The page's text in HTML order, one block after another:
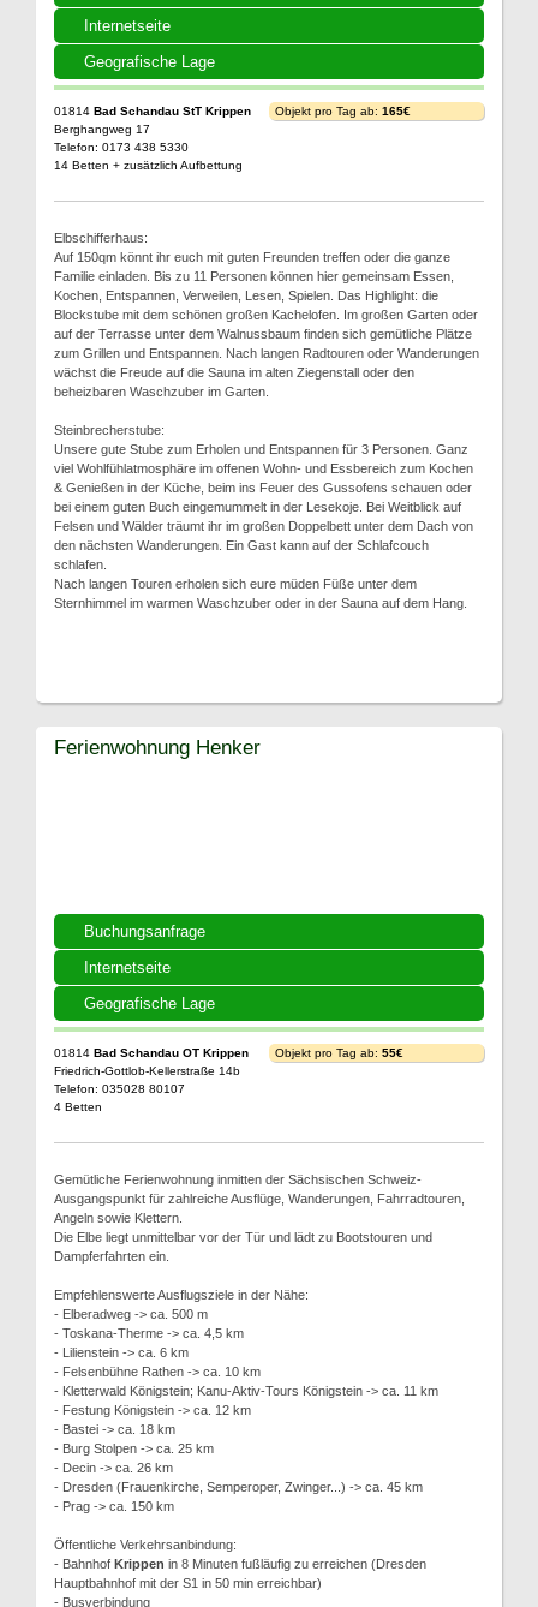
Internetseite
Geografische Lage
01814 Bad Schandau StT Krippen
Berghangweg 17
Telefon: 0173 438 5330
14 Betten + zusätzlich Aufbettung
Objekt pro Tag ab: 165€
Elbschifferhaus:
Auf 150qm könnt ihr euch mit guten Freunden treffen oder die ganze
Familie einladen. Bis zu 11 Personen können hier gemeinsam Essen,
Kochen, Entspannen, Verweilen, Lesen, Spielen. Das Highlight: die
Blockstube mit dem schönen großen Kachelofen. Im großen Garten oder
auf der Terrasse unter dem Walnussbaum finden sich gemütliche Plätze
zum Grillen und Entspannen. Nach langen Radtouren oder Wanderungen
wächst die Freude auf die Sauna im alten Ziegenstall oder den
beheizbaren Waschzuber im Garten.
Steinbrecherstube:
Unsere gute Stube zum Erholen und Entspannen für 3 Personen. Ganz
viel Wohlfühlatmosphäre im offenen Wohn- und Essbereich zum Kochen
& Genießen in der Küche, beim ins Feuer des Gussofens schauen oder
bei einem guten Buch eingemummelt in der Lesekoje. Bei Weitblick auf
Felsen und Wälder träumt ihr im großen Doppelbett unter dem Dach von
den nächsten Wanderungen. Ein Gast kann auf der Schlafcouch
schlafen.
Nach langen Touren erholen sich eure müden Füße unter dem
Sternhimmel im warmen Waschzuber oder in der Sauna auf dem Hang.
Buchungsanfrage
Internetseite
Geografische Lage
Ferienwohnung Henker
01814 Bad Schandau OT Krippen
Friedrich-Gottlob-Kellerstraße 14b
Telefon: 035028 80107
4 Betten
Objekt pro Tag ab: 55€
Gemütliche Ferienwohnung inmitten der Sächsischen Schweiz-
Ausgangspunkt für zahlreiche Ausflüge, Wanderungen, Fahrradtouren,
Angeln sowie Klettern.
Die Elbe liegt unmittelbar vor der Tür und lädt zu Bootstouren und
Dampferfahrten ein.
Empfehlenswerte Ausflugsziele in der Nähe:
- Elberadweg -> ca. 500 m
- Toskana-Therme -> ca. 4,5 km
- Lilienstein -> ca. 6 km
- Felsenbühne Rathen -> ca. 10 km
- Kletterwald Königstein; Kanu-Aktiv-Tours Königstein -> ca. 11 km
- Festung Königstein -> ca. 12 km
- Bastei -> ca. 18 km
- Burg Stolpen -> ca. 25 km
- Decin -> ca. 26 km
- Dresden (Frauenkirche, Semperoper, Zwinger...) -> ca. 45 km
- Prag -> ca. 150 km
Öffentliche Verkehrsanbindung:
- Bahnhof Krippen in 8 Minuten fußläufig zu erreichen (Dresden
Hauptbahnhof mit der S1 in 50 min erreichbar)
- Busverbindung